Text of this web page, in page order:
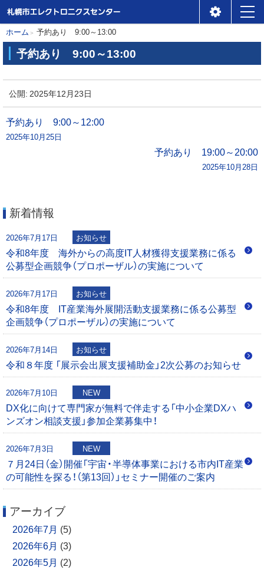
本
へ
札幌市エレクトロニクスセ
ンター
ニ
ュ
ー
現
在
位
置
の
階
層
ホーム 予約あり 9:00～13:00
予約あり 9:00～13:00
予
約
あ
り
～
1
3
0
公開:2025年12月23日
投
ー
シ
ョ
ン
予約あり 9:00～12:00
2025年10月25日
予約あり 19:00～20:00
2025年10月28日
新着情報
2026年7月17日 お知らせ
令和8年度 海外からの高度IT人材獲得支援業務に係る
公募型企画競争（プロポーザル）の実施について
2026年7月17日 お知らせ
令和8年度 IT産業海外展開活動支援業務に係る公募型
企画競争（プロポーザル）の実施について
2026年7月14日 お知らせ
令和８年度 「展示会出展支援補助金」2次公募のお知らせ
2026年7月10日 NEW
DX化に向けて専門家が無料で伴走する「中小企業DXハ
ンズオン相談支援」参加企業募集中！
2026年7月3日 NEW
７月24日（金）開催「宇宙・半導体事業における市内IT産業
の可能性を探る！（第13回）」セミナー開催のご案内
アーカイブ
2026年7月 (5)
2026年6月 (3)
2026年5月 (2)